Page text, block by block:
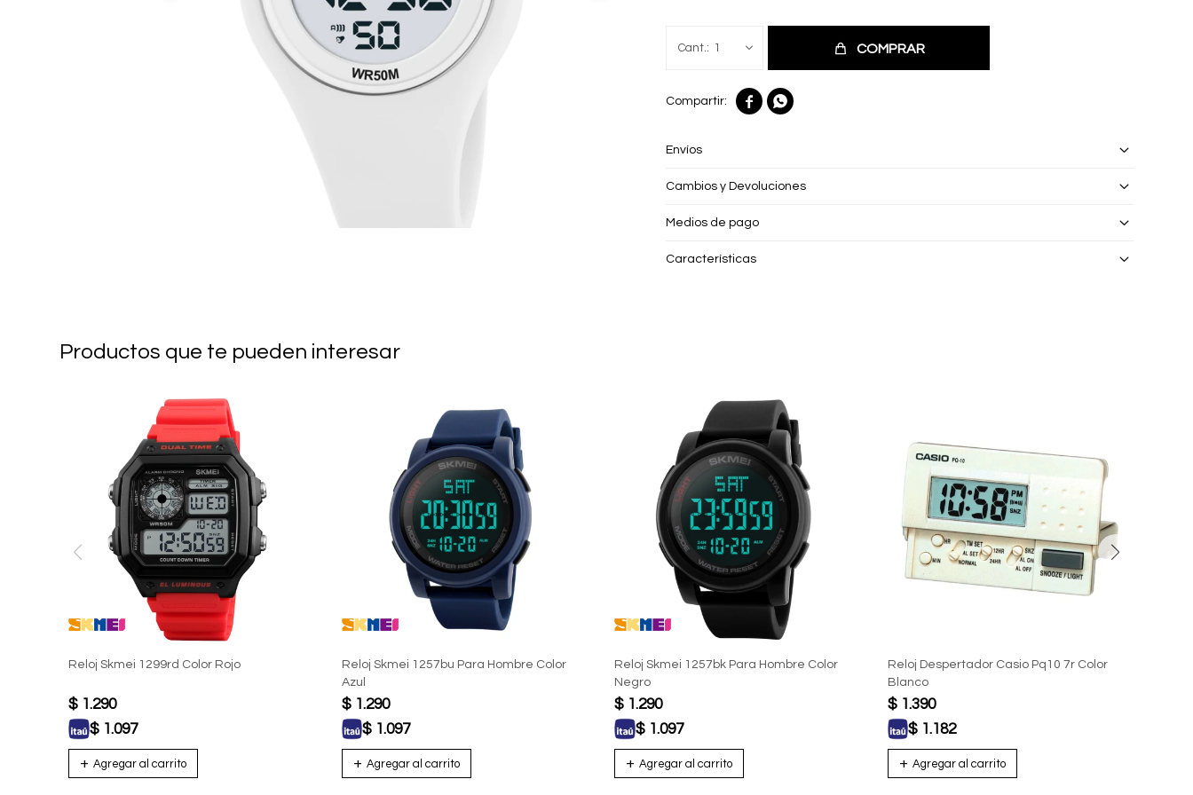
1 COMPRAR
 
Envíos
Cambios y Devoluciones
Medios de pago
Características
Productos que te pueden interesar
Reloj Skmei 1299rd Color Rojo
$ 1.290
$ 1.097
Reloj Skmei 1257bu Para Hombre Color
Azul
$ 1.290
$ 1.097
Reloj Skmei 1257bk Para Hombre Color
Negro
$ 1.290
$ 1.097
Reloj Despertador Casio Pq10 7r Color
Blanco
$ 1.390
$ 1.182